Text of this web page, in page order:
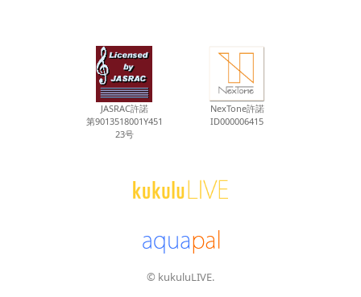
JASRAC許諾
第9013518001Y451
23号
NexTone許諾
ID000006415
© kukuluLIVE.